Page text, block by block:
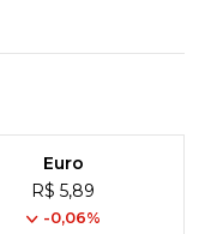
Euro
R$ 5,89
-0,06%